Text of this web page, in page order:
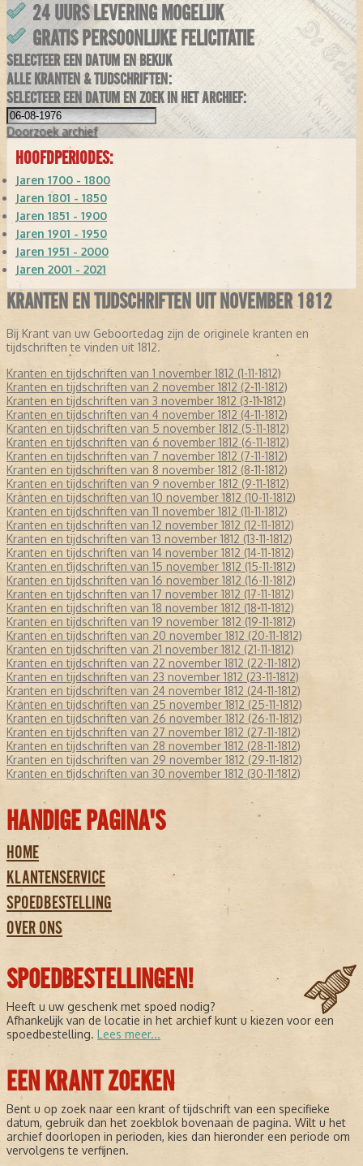
24 UURS LEVERING MOGELIJK
GRATIS PERSOONLIJKE FELICITATIE
SELECTEER EEN DATUM EN BEKIJK
ALLE KRANTEN & TIJDSCHRIFTEN:
SELECTEER EEN DATUM EN ZOEK IN HET ARCHIEF:
Doorzoek archief
HOOFDPERIODES:
Jaren 1700 - 1800
Jaren 1801 - 1850
Jaren 1851 - 1900
Jaren 1901 - 1950
Jaren 1951 - 2000
Jaren 2001 - 2021
KRANTEN EN TIJDSCHRIFTEN UIT NOVEMBER 1812
Bij Krant van uw Geboortedag zijn de originele kranten en
tijdschriften te vinden uit 1812.
Kranten en tijdschriften van 1 november 1812 (1-11-1812)
Kranten en tijdschriften van 2 november 1812 (2-11-1812)
Kranten en tijdschriften van 3 november 1812 (3-11-1812)
Kranten en tijdschriften van 4 november 1812 (4-11-1812)
Kranten en tijdschriften van 5 november 1812 (5-11-1812)
Kranten en tijdschriften van 6 november 1812 (6-11-1812)
Kranten en tijdschriften van 7 november 1812 (7-11-1812)
Kranten en tijdschriften van 8 november 1812 (8-11-1812)
Kranten en tijdschriften van 9 november 1812 (9-11-1812)
Kranten en tijdschriften van 10 november 1812 (10-11-1812)
Kranten en tijdschriften van 11 november 1812 (11-11-1812)
Kranten en tijdschriften van 12 november 1812 (12-11-1812)
Kranten en tijdschriften van 13 november 1812 (13-11-1812)
Kranten en tijdschriften van 14 november 1812 (14-11-1812)
Kranten en tijdschriften van 15 november 1812 (15-11-1812)
Kranten en tijdschriften van 16 november 1812 (16-11-1812)
Kranten en tijdschriften van 17 november 1812 (17-11-1812)
Kranten en tijdschriften van 18 november 1812 (18-11-1812)
Kranten en tijdschriften van 19 november 1812 (19-11-1812)
Kranten en tijdschriften van 20 november 1812 (20-11-1812)
Kranten en tijdschriften van 21 november 1812 (21-11-1812)
Kranten en tijdschriften van 22 november 1812 (22-11-1812)
Kranten en tijdschriften van 23 november 1812 (23-11-1812)
Kranten en tijdschriften van 24 november 1812 (24-11-1812)
Kranten en tijdschriften van 25 november 1812 (25-11-1812)
Kranten en tijdschriften van 26 november 1812 (26-11-1812)
Kranten en tijdschriften van 27 november 1812 (27-11-1812)
Kranten en tijdschriften van 28 november 1812 (28-11-1812)
Kranten en tijdschriften van 29 november 1812 (29-11-1812)
Kranten en tijdschriften van 30 november 1812 (30-11-1812)
HANDIGE PAGINA'S
HOME
KLANTENSERVICE
SPOEDBESTELLING
OVER ONS
SPOEDBESTELLINGEN!
Heeft u uw geschenk met spoed nodig?
Afhankelijk van de locatie in het archief kunt u kiezen voor een
spoedbestelling. Lees meer...
EEN KRANT ZOEKEN
Bent u op zoek naar een krant of tijdschrift van een specifieke
datum, gebruik dan het zoekblok bovenaan de pagina. Wilt u het
archief doorlopen in perioden, kies dan hieronder een periode om
vervolgens te verfijnen.